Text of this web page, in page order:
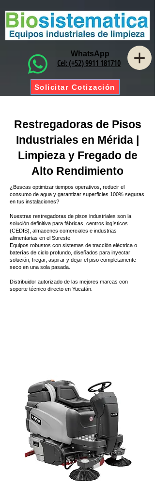
Solicitar Cotización
Cel: (+52) 9911 181710
WhatsApp
Restregadoras de Pisos
Industriales en Mérida |
Limpieza y Fregado de
Alto Rendimiento
¿Buscas optimizar tiempos operativos, reducir el
consumo de agua y garantizar superficies 100% seguras
en tus instalaciones?
Nuestras restregadoras de pisos industriales son la
solución definitiva para fábricas, centros logísticos
(CEDIS), almacenes comerciales e industrias
alimentarias en el Sureste.
Equipos robustos con sistemas de tracción eléctrica o
baterías de ciclo profundo, diseñados para inyectar
solución, fregar, aspirar y dejar el piso completamente
seco en una sola pasada.
Distribuidor autorizado de las mejores marcas con
soporte técnico directo en Yucatán.